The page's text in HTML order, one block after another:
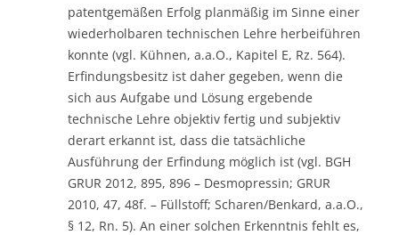
patentgemäßen Erfolg planmäßig im Sinne einer
wiederholbaren technischen Lehre herbeiführen
konnte (vgl. Kühnen, a.a.O., Kapitel E, Rz. 564).
Erfindungsbesitz ist daher gegeben, wenn die
sich aus Aufgabe und Lösung ergebende
technische Lehre objektiv fertig und subjektiv
derart erkannt ist, dass die tatsächliche
Ausführung der Erfindung möglich ist (vgl. BGH
GRUR 2012, 895, 896 – Desmopressin; GRUR
2010, 47, 48f. – Füllstoff; Scharen/Benkard, a.a.O.,
§ 12, Rn. 5). An einer solchen Erkenntnis fehlt es,